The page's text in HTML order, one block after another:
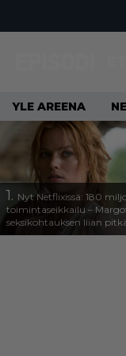
YLE AREENA
1. Nyt Netflixissä: 180
toimintaseikkailu –
seksikohtauksen liian